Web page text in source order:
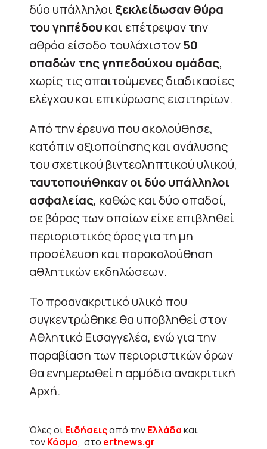
δύο υπάλληλοι ξεκλείδωσαν θύρα
του γηπέδου και επέτρεψαν την
αθρόα είσοδο τουλάχιστον50
οπαδών της γηπεδούχου ομάδας,
χωρίς τις απαιτούμενες διαδικασίες
ελέγχου και επικύρωσης εισιτηρίων.
Από την έρευνα που ακολούθησε,
κατόπιν αξιοποίησης και ανάλυσης
του σχετικού βιντεοληπτικού υλικού,
ταυτοποιήθηκαν οι δύο υπάλληλοι
ασφαλείας, καθώς και δύο οπαδοί,
σε βάρος των οποίων είχε επιβληθεί
περιοριστικός όρος για τη μη
προσέλευση και παρακολούθηση
αθλητικών εκδηλώσεων.
Το προανακριτικό υλικό που
συγκεντρώθηκε θα υποβληθεί στον
Αθλητικό Εισαγγελέα, ενώ για την
παραβίαση των περιοριστικών όρων
θα ενημερωθεί η αρμόδια ανακριτική
Αρχή.
Όλες οιΕιδήσειςαπό τηνΕλλάδακαι
τονΚόσμο, στο ertnews.gr